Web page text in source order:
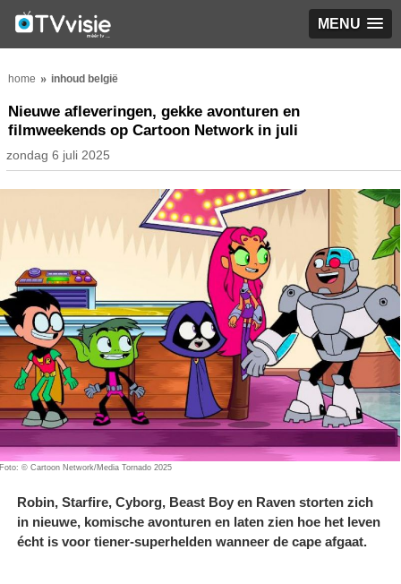
MENU
home inhoud belgië
Nieuwe afleveringen, gekke avonturen en
filmweekends op Cartoon Network in juli
zondag 6 juli 2025
Foto: © Cartoon Network/Media Tornado 2025
Robin, Starfire, Cyborg, Beast Boy en Raven storten zich
in nieuwe, komische avonturen en laten zien hoe het leven
écht is voor tiener-superhelden wanneer de cape afgaat.